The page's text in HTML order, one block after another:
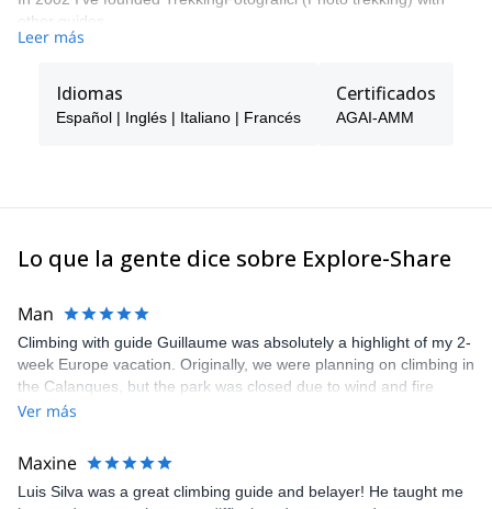
other guides.
If you are a passionate hiking lover and photographer please get
in touch.
Leer más
Idiomas
Español | Inglés | Italiano | Francés
Certificados
AGAI-AMM
Lo que la gente dice sobre Explore-Share
Man
Climbing with guide Guillaume was absolutely a highlight of my 2-
week Europe vacation. Originally, we were planning on climbing in
the Calanques, but the park was closed due to wind and fire
danger. Guillaume chose another amazing location (Pic de
kindly offered train station pick-up and hotel drop off, which I
appreciated very much. The multi-pitch route we did was not only
fun but also the right amount of challenge, which I thoroughly
Ver más
Maxine
Luis Silva was a great climbing guide and belayer! He taught me